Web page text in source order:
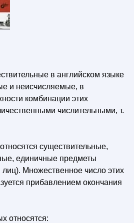
в английском языке
и неисчисляемые, в
комбинации этих
числительными, т.
существительные,
единичные предметы
Множественное число этих
прибавлением окончания
относятся: